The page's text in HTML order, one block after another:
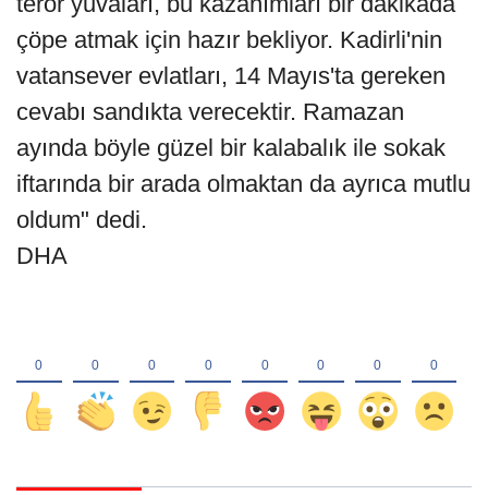
çöpe atmak için hazır bekliyor. Kadirli'nin
vatansever evlatları, 14 Mayıs'ta gereken
cevabı sandıkta verecektir. Ramazan
ayında böyle güzel bir kalabalık ile sokak
iftarında bir arada olmaktan da ayrıca mutlu
oldum" dedi.
DHA